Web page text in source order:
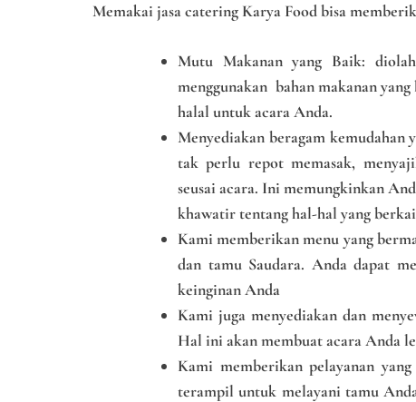
Memakai jasa catering Karya Food bisa
Mutu Makanan yang Baik:
menggunakan bahan makanan
halal untuk acara Anda.
Menyediakan beragam kemudahan
tak perlu repot memasak,
seusai acara. Ini memungkinkan
khawatir tentang hal-hal yang
Kami memberikan menu yang
dan tamu Saudara. Anda dapat
keinginan Anda
Kami juga menyediakan dan
Hal ini akan membuat acara Anda
Kami memberikan pelayanan
terampil untuk melayani tamu